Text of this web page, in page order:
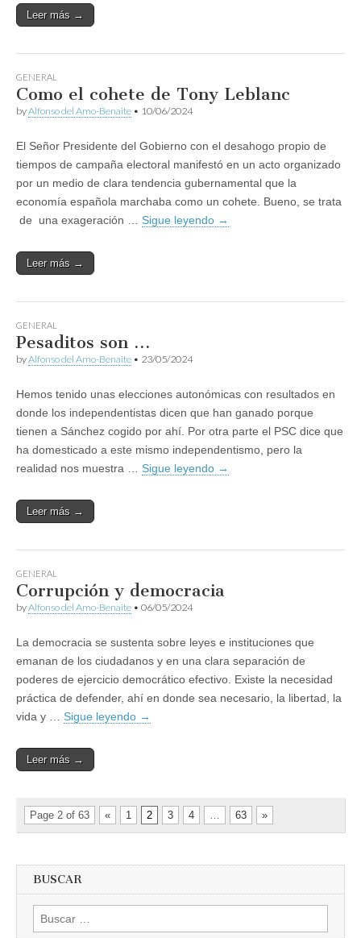
Leer más →
GENERAL
Como el cohete de Tony Leblanc
byAlfonso del Amo-Benaite • 10/06/2024
El Señor Presidente del Gobierno con el desahogo propio de
tiempos de campaña electoral manifestó en un acto organizado
por un medio de clara tendencia gubernamental que la
economía española marchaba como un cohete. Bueno, se trata
de una exageración … Sigue leyendo →
Leer más →
GENERAL
Pesaditos son …
byAlfonso del Amo-Benaite • 23/05/2024
Hemos tenido unas elecciones autonómicas con resultados en
donde los independentistas dicen que han ganado porque
tienen a Sánchez cogido por ahí. Por otra parte el PSC dice que
ha domesticado a este mismo independentismo, pero la
realidad nos muestra … Sigue leyendo →
Leer más →
GENERAL
Corrupción y democracia
byAlfonso del Amo-Benaite • 06/05/2024
La democracia se sustenta sobre leyes e instituciones que
emanan de los ciudadanos y en una clara separación de
poderes de ejercicio democrático efectivo. Existe la necesidad
práctica de defender, ahí en donde sea necesario, la libertad, la
vida y … Sigue leyendo →
Leer más →
Page 2 of 63 « 1 2 3 4 63 »
BUSCAR
Buscar: